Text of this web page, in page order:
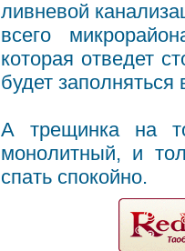
ливневой
всего
которая отведет
будет
А трещинка на
монолитный, и
спать спокойно.